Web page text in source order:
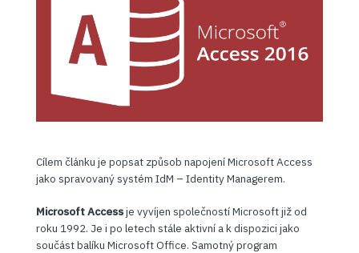
Cílem článku je popsat způsob napojení Microsoft Access
jako spravovaný systém IdM – Identity Managerem.
Microsoft Accessje vyvíjen společností Microsoft již od
roku 1992. Je i po letech stále aktivní a k dispozici jako
součást balíku Microsoft Office. Samotný program